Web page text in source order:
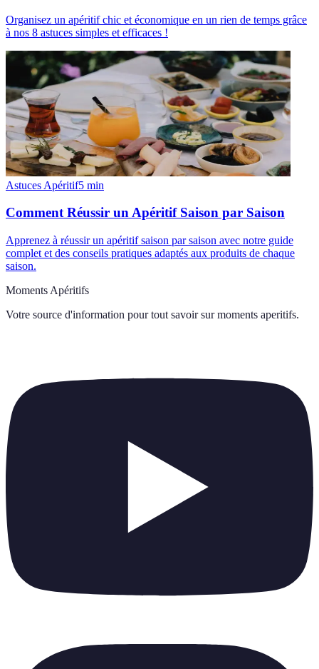
Organisez un apéritif chic et économique en un rien de temps grâce
à nos 8 astuces simples et efficaces !
Astuces Apéritif5 min
Comment Réussir un Apéritif Saison par Saison
Apprenez à réussir un apéritif saison par saison avec notre guide
complet et des conseils pratiques adaptés aux produits de chaque
saison.
Moments Apéritifs
Votre source d'information pour tout savoir sur moments aperitifs.